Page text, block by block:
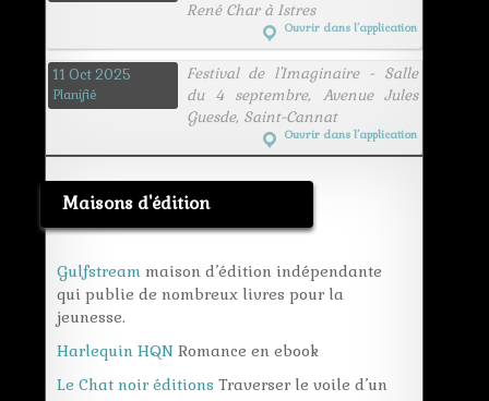
René Char à Istres
Ouvrir dans l’application
11 Oct 2025
Planifié
Festival de l'Imaginaire - Salle
du 4 septembre, Avenue Jules
Guesde, Saint-Cannat
Ouvrir dans l’application
Maisons d'édition
Gulfstream maison d’édition indépendante
qui publie de nombreux livres pour la
jeunesse.
Harlequin HQN Romance en ebook
Le Chat noir éditions Traverser le voile d’un